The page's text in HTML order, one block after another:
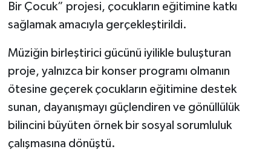
Bir Çocuk” projesi, çocukların eğitimine katkı
sağlamak amacıyla gerçekleştirildi.
Müziğin birleştirici gücünü iyilikle buluşturan
proje, yalnızca bir konser programı olmanın
ötesine geçerek çocukların eğitimine destek
sunan, dayanışmayı güçlendiren ve gönüllülük
bilincini büyüten örnek bir sosyal sorumluluk
çalışmasına dönüştü.